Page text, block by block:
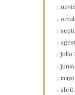
julio
abril